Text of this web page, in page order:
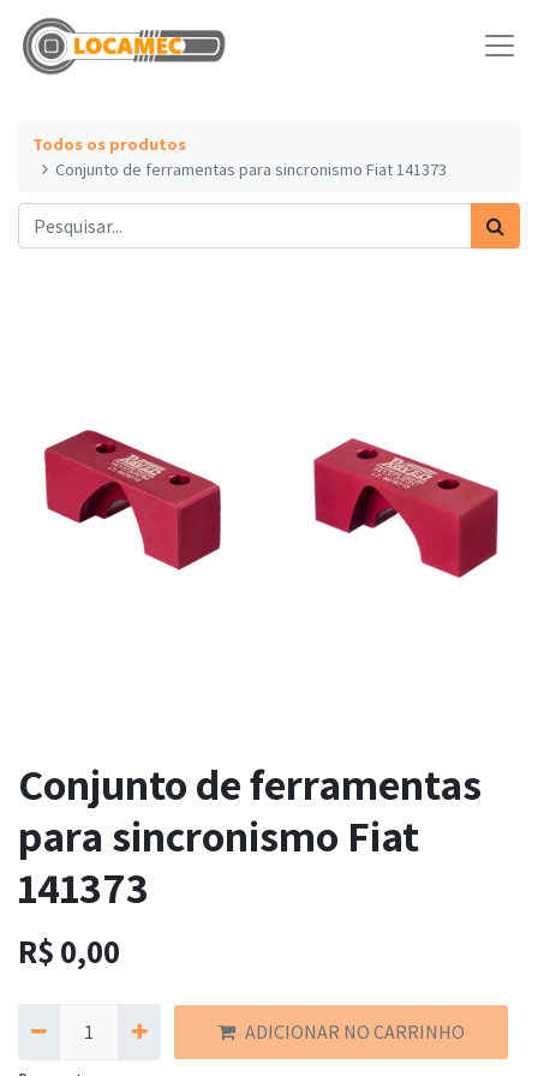
Todos os produtos
Conjunto de ferramentas para sincronismo Fiat 141373
Conjunto de ferramentas
para sincronismo Fiat
141373
R$0,00
ADICIONAR NO CARRINHO